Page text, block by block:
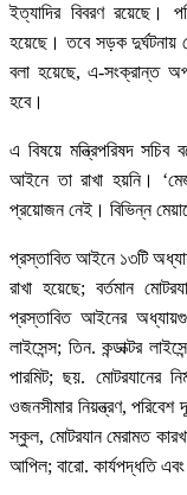
ইত্যাদির বিবরণ রয়েছে।
হয়েছে। তবে সড়ক দুর্ঘটনায়
বলা হয়েছে, এ-সংক্রান্ত
হবে।
এ বিষয়ে মন্ত্রিপরিষদ
আইনে তা রাখা হয়নি।
প্রয়োজন নেই। বিভিন্ন
প্রস্তাবিত আইনে ১৩টি
রাখা হয়েছে; বর্তমান
প্রস্তাবিত আইনের
লাইসেন্স; তিন. কন্ডাক্টর
পারমিট; ছয়. মোটরযানের
ওজনসীমার নিয়ন্ত্রণ,
স্কুল, মোটরযান মেরামত
আপিল; বারো. কার্যপদ্ধতি এবং